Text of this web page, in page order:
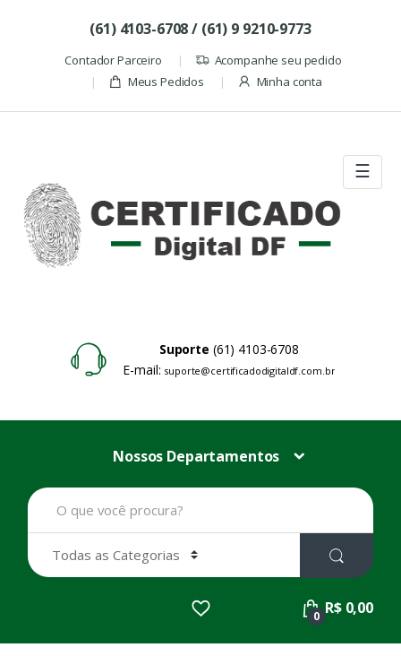
(61) 4103-6708 / (61) 9 9210-9773
Contador Parceiro
Acompanhe seu pedido
Meus Pedidos
Minha conta
☰
Suporte (61) 4103-6708
E-mail: suporte@certificadodigitaldf.com.br
Nossos Departamentos
B
u
a
r
:
0 R$ 0,00